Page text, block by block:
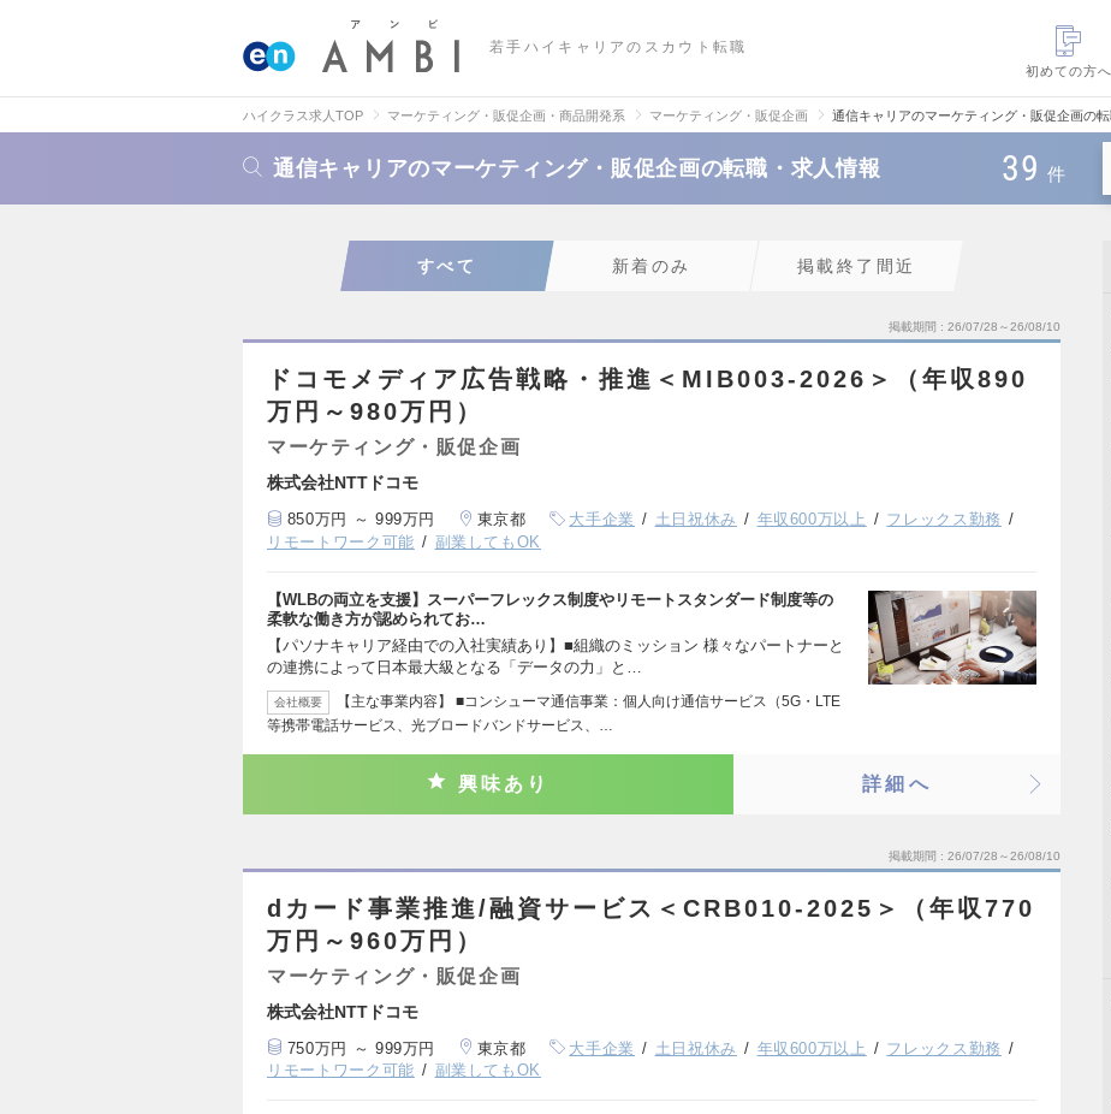
若手ハイキャリアのスカウト転職
初めての方へ
ハイクラス求人TOP マーケティング・販促企画・商品開発系 マーケティング・販促企画 通信キャリアのマーケティング・販促企画の
通信キャリアのマーケティング・販促企画の転職・求人情報 39 件
すべて 新着のみ 掲載終了間近
掲載期間 26/07/28～26/08/10
ドコモメディア広告戦略・推進＜MIB003-2026＞（年収890
万円～980万円）
マーケティング・販促企画
株式会社NTTドコモ
850万円 ～ 999万円 東京都 大手企業 土日祝休み 年収600万以上
フレックス勤務
リモートワーク可能
副業してもOK
【WLBの両立を支援】スーパーフレックス制度やリモートスタンダード制度等の
柔軟な働き方が認められてお…
【パソナキャリア経由での入社実績あり】■組織のミッション 様々なパートナーと
の連携によって日本最大級となる「データの力」と…
会社概要
【主な事業内容】 ■コンシューマ通信事業：個人向け通信サービス（5G・LTE
等携帯電話サービス、光ブロードバンドサービス、…
興味あり 詳細へ
掲載期間 26/07/28～26/08/10
dカード事業推進/融資サービス＜CRB010-2025＞（年収770
万円～960万円）
マーケティング・販促企画
株式会社NTTドコモ
750万円 ～ 999万円 東京都 大手企業 土日祝休み 年収600万以上
フレックス勤務
リモートワーク可能
副業してもOK